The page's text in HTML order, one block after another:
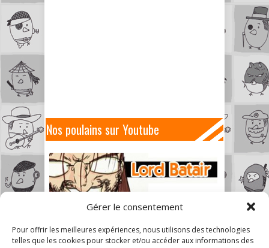
Gérer le consentement
Pour offrir les meilleures expériences, nous utilisons des technologies
telles que les cookies pour stocker et/ou accéder aux informations des
Nos poulains sur Youtube